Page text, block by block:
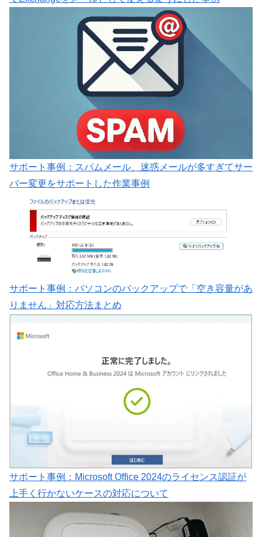
サポート事例：スパムメール、迷惑メールが多すぎてサー
バー変更をサポートした作業事例
サポート事例：パソコンのバックアップで「空き容量があ
りません」対応方法まとめ
サポート事例：Microsoft Office 2024のライセンス認証が
上手く行かないケースの対応について